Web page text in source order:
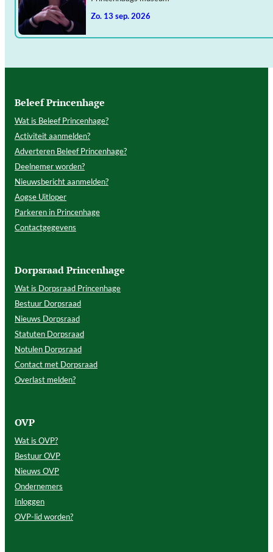
zo. 13 sep. 2026
Beleef Princenhage
Wat is Beleef Princenhage?
Activiteit aanmelden?
Adverteren Beleef Princenhage?
Deelnemer worden?
Nieuwsbericht aanmelden?
Aogse Uitloper
Parkeren in Princenhage
Contactgegevens
Dorpsraad Princenhage
Wat is Dorpsraad Princenhage
Bestuur Dorpsraad
Nieuws Dorpsraad
Statuten Dorpsraad
Notulen Dorpsraad
Contact met Dorpsraad
Overlast melden?
OVP
Wat is OVP?
Bestuur OVP
Nieuws OVP
Ondernemers
Inloggen
OVP-lid worden?